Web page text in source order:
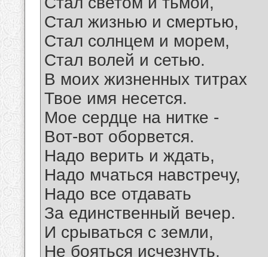
Стал жизнью и смертью,
Стал солнцем и морем,
Стал волей и сетью.
В моих жизненных титрах
Твое имя несется.
Мое сердце на нитке -
Вот-вот оборвется.
Надо верить и ждать,
Надо мчаться навстречу,
Надо все отдавать
За единственный вечер.
И срываться с земли,
Не бояться исчезнуть.